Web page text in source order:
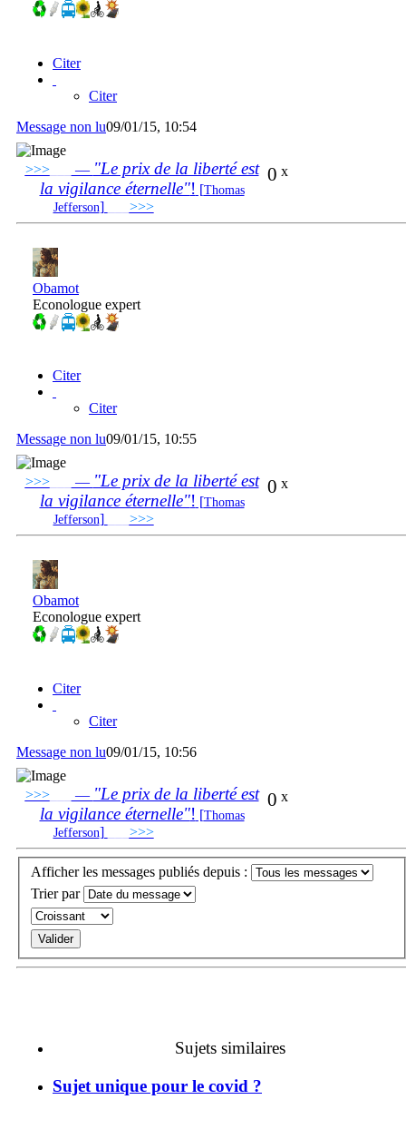
Citer
Citer
Message non lu09/01/15, 10:54
0 x
>>>___ — "Le prix de la liberté est
la vigilance éternelle"! [Thomas
Jefferson] >>>______________________________
Obamot
Econologue expert
Citer
Citer
Message non lu09/01/15, 10:55
0 x
>>>___ — "Le prix de la liberté est
la vigilance éternelle"! [Thomas
Jefferson] >>>______________________________
Obamot
Econologue expert
Citer
Citer
Message non lu09/01/15, 10:56
0 x
>>>___ — "Le prix de la liberté est
la vigilance éternelle"! [Thomas
Jefferson] >>>______________________________
Afficher les messages publiés depuis :
Trier par
Sujets similaires
Sujet unique pour le covid ?